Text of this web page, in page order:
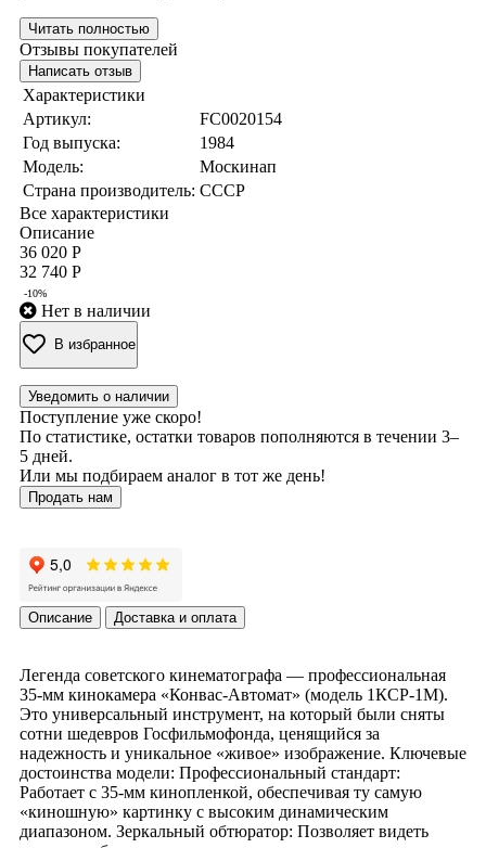
Читать полностью
Отзывы покупателей
Написать отзыв
Характеристики
Артикул:
FC0020154
Год выпуска:
1984
Модель:
Москинап
Страна производитель: СССР
Все характеристики
Описание
36 020 Р
32 740 Р
-10%
Нет в наличии
В избранное
Уведомить о наличии
Поступление уже скоро!
По статистике, остатки товаров пополняются в течении 3–
5 дней.
Или мы подбираем аналог в тот же день!
Продать нам
Описание Доставка и оплата
Легенда советского кинематографа — профессиональная
35-мм кинокамера «Конвас-Автомат» (модель 1КСР-1М).
Это универсальный инструмент, на который были сняты
сотни шедевров Госфильмофонда, ценящийся за
надежность и уникальное «живое» изображение. Ключевые
достоинства модели: Профессиональный стандарт:
Работает с 35-мм кинопленкой, обеспечивая ту самую
«киношную» картинку с высоким динамическим
диапазоном. Зеркальный обтюратор: Позволяет видеть